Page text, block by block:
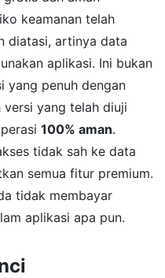
keamanan telah
diatasi, artinya data
aplikasi. Ini bukan
yang penuh dengan
yang telah diuji
100% aman.
tidak sah ke data
semua fitur premium.
tidak membayar
aplikasi apa pun.